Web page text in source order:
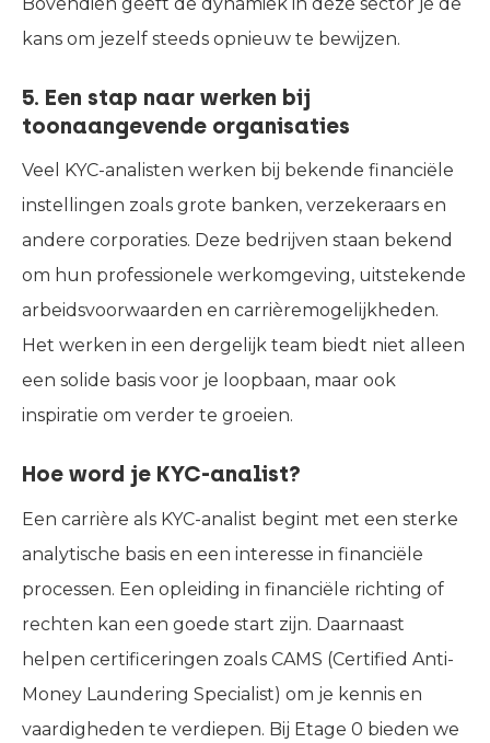
kans om jezelf steeds opnieuw te bewijzen.
5. Een stap naar werken bij
toonaangevende organisaties
Veel KYC-analisten werken bij bekende financiële
instellingen zoals grote banken, verzekeraars en
andere corporaties. Deze bedrijven staan bekend
om hun professionele werkomgeving, uitstekende
arbeidsvoorwaarden en carrièremogelijkheden.
Het werken in een dergelijk team biedt niet alleen
een solide basis voor je loopbaan, maar ook
inspiratie om verder te groeien.
Hoe word je KYC-analist?
Een carrière als KYC-analist begint met een sterke
analytische basis en een interesse in financiële
processen. Een opleiding in financiële richting of
rechten kan een goede start zijn. Daarnaast
helpen certificeringen zoals CAMS (Certified Anti-
Money Laundering Specialist) om je kennis en
vaardigheden te verdiepen. Bij Etage 0 bieden we